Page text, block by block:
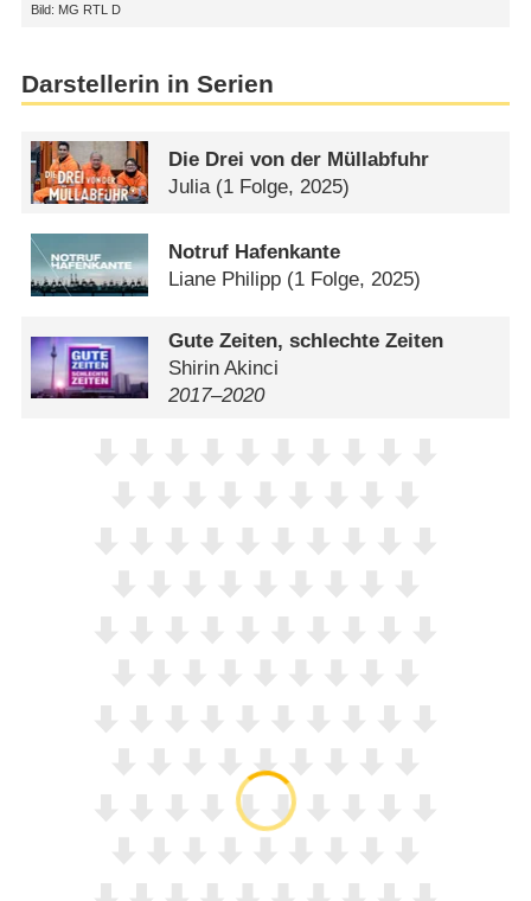
Bild: MG RTL D
Darstellerin in Serien
Die Drei von der Müllabfuhr
Julia (1 Folge, 2025)
Notruf Hafenkante
Liane Philipp (1 Folge, 2025)
Gute Zeiten, schlechte Zeiten
Shirin Akinci
2017⁠–⁠2020